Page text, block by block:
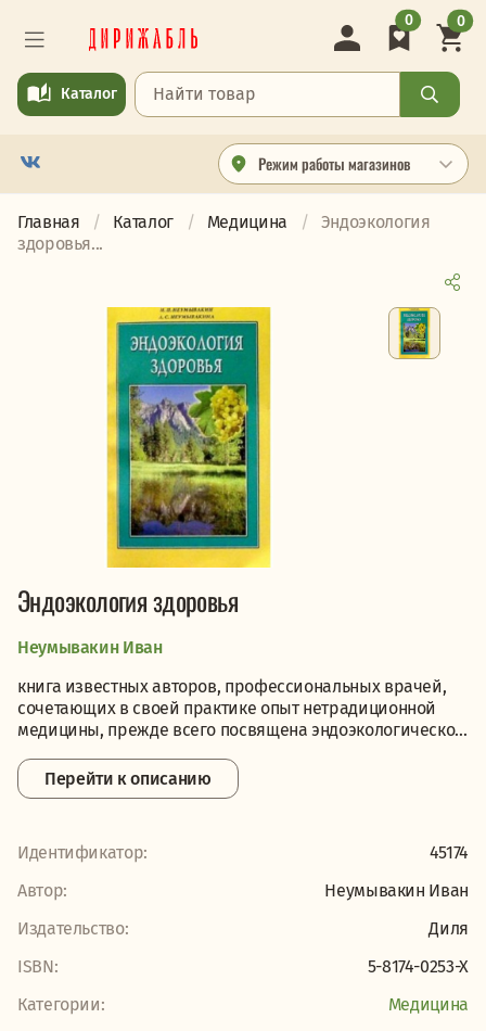
Режим работы магазинов
Каталог
0 0
Главная Каталог Медицина
Эндоэкология
здоровья...
Эндоэкология здоровья
Неумывакин Иван
книга известных авторов, профессиональных врачей,
сочетающих в своей практике опыт нетрадиционной
медицины, прежде всего посвящена эндоэкологическо...
Перейти к описанию
Идентификатор:
45174
Автор:
Неумывакин Иван
Издательство:
Диля
ISBN:
5-8174-0253-Х
Категории:
Медицина